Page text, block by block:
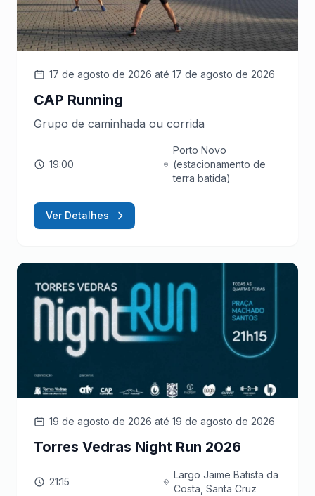
17 de agosto de 2026 até 17 de agosto de 2026
CAP Running
Grupo de caminhada ou corrida
19:00
Porto Novo
(estacionamento de
terra batida)
Ver Detalhes
19 de agosto de 2026 até 19 de agosto de 2026
Torres Vedras Night Run 2026
21:15
Largo Jaime Batista da
Costa, Santa Cruz